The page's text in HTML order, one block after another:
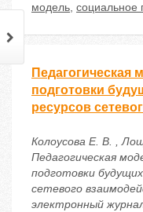
модель, социальное
Педагогическая
подготовки
ресурсов
Колоусова Е. В. ,
Педагогическая
подготовки
сетевого
электронный